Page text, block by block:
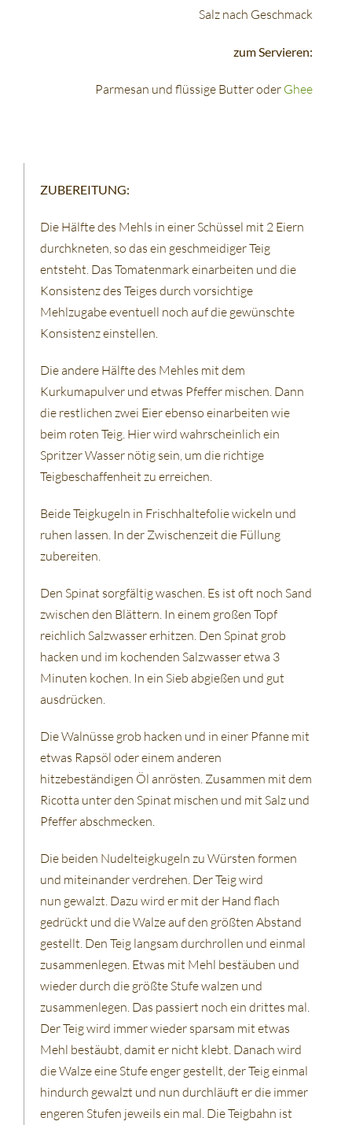
Salz nach Geschmack
zum Servieren:
Parmesan und flüssige Butter oder Ghee
ZUBEREITUNG:
Die Hälfte des Mehls in einer Schüssel mit 2 Eiern
durchkneten, so das ein geschmeidiger Teig
entsteht. Das Tomatenmark einarbeiten und die
Konsistenz des Teiges durch vorsichtige
Mehlzugabe eventuell noch auf die gewünschte
Konsistenz einstellen.
Die andere Hälfte des Mehles mit dem
Kurkumapulver und etwas Pfeffer mischen. Dann
die restlichen zwei Eier ebenso einarbeiten wie
beim roten Teig. Hier wird wahrscheinlich ein
Spritzer Wasser nötig sein, um die richtige
Teigbeschaffenheit zu erreichen.
Beide Teigkugeln in Frischhaltefolie wickeln und
ruhen lassen. In der Zwischenzeit die Füllung
zubereiten.
Den Spinat sorgfältig waschen. Es ist oft noch Sand
zwischen den Blättern. In einem großen Topf
reichlich Salzwasser erhitzen. Den Spinat grob
hacken und im kochenden Salzwasser etwa 3
Minuten kochen. In ein Sieb abgießen und gut
ausdrücken.
Die Walnüsse grob hacken und in einer Pfanne mit
etwas Rapsöl oder einem anderen
hitzebeständigen Öl anrösten. Zusammen mit dem
Ricotta unter den Spinat mischen und mit Salz und
Pfeffer abschmecken.
Die beiden Nudelteigkugeln zu Würsten formen
und miteinander verdrehen. Der Teig wird
nun gewalzt. Dazu wird er mit der Hand flach
gedrückt und die Walze auf den größten Abstand
gestellt. Den Teig langsam durchrollen und einmal
zusammenlegen. Etwas mit Mehl bestäuben und
wieder durch die größte Stufe walzen und
zusammenlegen. Das passiert noch ein drittes mal.
Der Teig wird immer wieder sparsam mit etwas
Mehl bestäubt, damit er nicht klebt. Danach wird
die Walze eine Stufe enger gestellt, der Teig einmal
hindurch gewalzt und nun durchläuft er die immer
engeren Stufen jeweils ein mal. Die Teigbahn ist